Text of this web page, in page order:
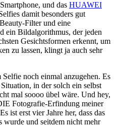
und das HUAWEI
damit besonders gut
Filter und eine
ein Bildalgorithmus, der jeden
Gesichtsformen erkennt, um
zu lassen, klingt ja auch sehr
noch einmal anzugehen. Es
in der solch ein selbst
mal soooo übel wäre. Und hey,
Fotografie-Erfindung meiner
ist erst vier Jahre her, dass das
wurde und seitdem nicht mehr